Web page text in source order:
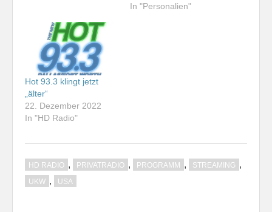
In "Personalien"
Hot 93.3 klingt jetzt
„älter“
22. Dezember 2022
In "HD Radio"
HD RADIO , PRIVATRADIO , PROGRAMM , STREAMING ,
UKW , USA